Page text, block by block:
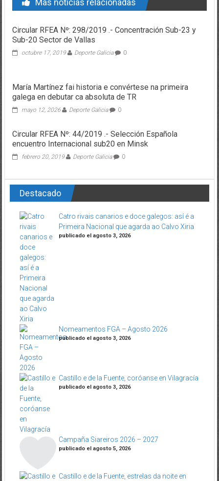
Mas noticias relacionadas
Circular RFEA Nº: 298/2019 .- Concentración Sub-23 y
Sub-20 Sector de Vallas
octubre 17, 2019 Deporte Galicia 0
María Martínez fai historia e convértese na primeira
galega en debutar ca absoluta de TR
mayo 12, 2026 Deporte Galicia 0
Circular RFEA Nº: 44/2019 .- Selección Española
encuentro Internacional sub20 en Minsk
febrero 20, 2019 Deporte Galicia 0
Destacado
Catro rivais canarios e doce galegos: así é a
Primeira Nacional que agarda ao Calvo Xiria
publicado el agosto 3, 2026
Nomeamentos FGA – Agosto 2026
publicado el agosto 3, 2026
Castillo e de la Fuente, coróanse en Vilagracía
publicado el agosto 3, 2026
Campaña Siareiros 2026 – 2027
publicado el agosto 5, 2026
Castillo e de la Fuente, estrelas da noite en